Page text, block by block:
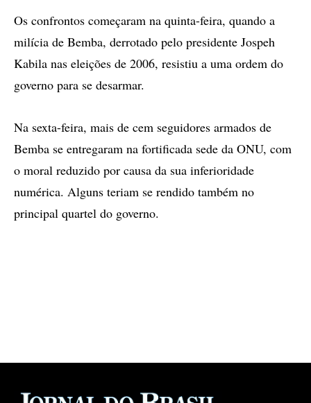
Os confrontos começaram na quinta-feira, quando a
milícia de Bemba, derrotado pelo presidente Jospeh
Kabila nas eleições de 2006, resistiu a uma ordem do
governo para se desarmar.
Na sexta-feira, mais de cem seguidores armados de
Bemba se entregaram na fortificada sede da ONU, com
o moral reduzido por causa da sua inferioridade
numérica. Alguns teriam se rendido também no
principal quartel do governo.